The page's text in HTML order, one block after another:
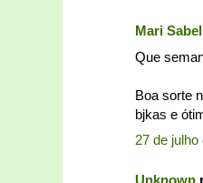
Mari Sabel
Que
Boa sorte
bjkas e
27 de julho
Unknown